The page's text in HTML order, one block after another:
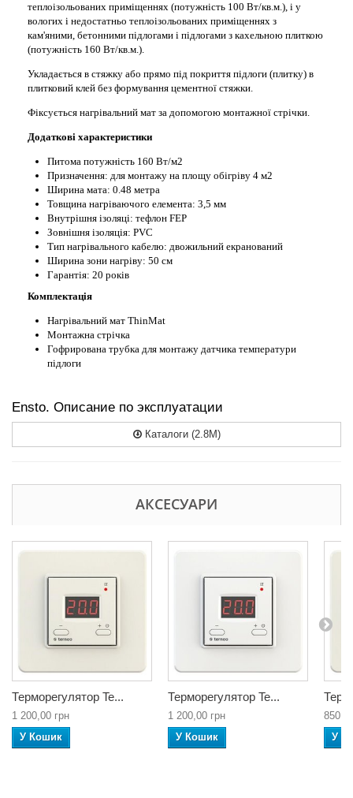
теплоізольованих приміщеннях (потужність 100 Вт/кв.м.), і у
вологих і недостатньо теплоізольованих приміщеннях з
кам'яними, бетонними підлогами і підлогами з кахельною плиткою
(потужність 160 Вт/кв.м.).
Укладається в стяжку або прямо під покриття підлоги (плитку) в
плитковий клей без формування цементної стяжки.
Фіксується нагрівальний мат за допомогою монтажної стрічки.
Додаткові характеристики
Питома потужність 160 Вт/м2
Призначення: для монтажу на площу обігріву 4 м2
Ширина мата: 0.48 метра
Товщина нагріваючого елемента: 3,5 мм
Внутрішня ізоляці: тефлон FEP
Зовнішня ізоляція: PVC
Тип нагрівального кабелю: двожильний екранований
Ширина зони нагріву: 50 см
Гарантія: 20 років
Комплектація
Нагрівальний мат ThinMat
Монтажна стрічка
Гофрирована трубка для монтажу датчика температури
підлоги
Ensto. Описание по эксплуатации
Каталоги (2.8M)
АКСЕСУАРИ
Терморегулятор Te...
1 200,00 грн
У Кошик
Терморегулятор Te...
1 200,00 грн
У Кошик
У